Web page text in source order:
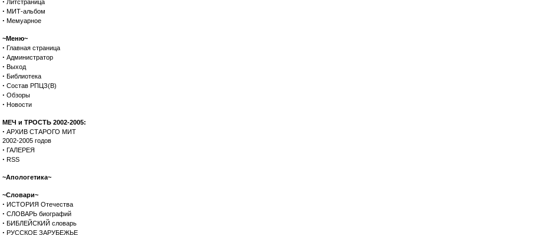
Литстраница
· МИТ-альбом
· Мемуарное
~Меню~
· Главная страница
· Администратор
· Выход
· Библиотека
· Состав РПЦЗ(В)
· Обзоры
· Новости
МЕЧ и ТРОСТЬ 2002-2005:
· АРХИВ СТАРОГО МИТ
2002-2005 годов
· ГАЛЕРЕЯ
· RSS
~Апологетика~
~Словари~
· ИСТОРИЯ Отечества
· СЛОВАРЬ биографий
· БИБЛЕЙСКИЙ словарь
· РУССКОЕ ЗАРУБЕЖЬЕ